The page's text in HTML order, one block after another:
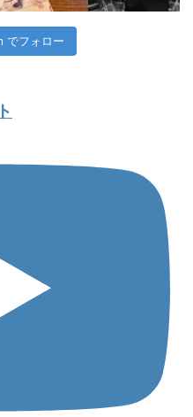
でフォロー